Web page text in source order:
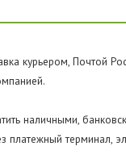
курьером, Почтой
наличными,
платежный терминал,